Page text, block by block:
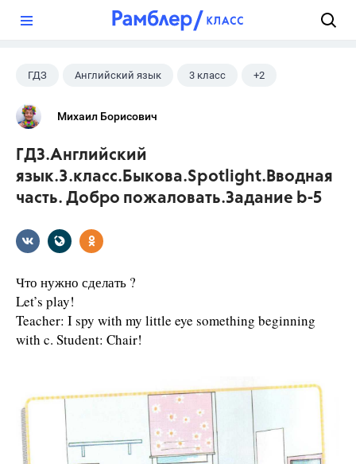
ГДЗ Английский язык 3 класс +2
Быкова Н.И.
Михаил Борисович
ГДЗ.Английский
язык.3.класс.Быкова.Spotlight.Вводная
часть. Добро пожаловать.Задание b-5
Что нужно сделать ?
Let’s play!
Teacher: I spy with my little eye something beginning
with c. Student: Chair!